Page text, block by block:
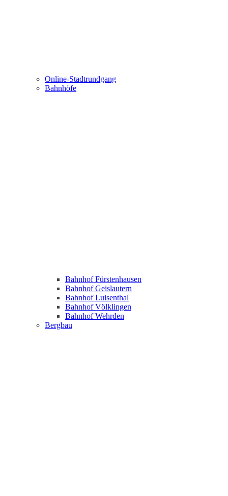
Online-Stadtrundgang
Bahnhöfe
Bahnhof Fürstenhausen
Bahnhof Geislautern
Bahnhof Luisenthal
Bahnhof Völklingen
Bahnhof Wehrden
Bergbau